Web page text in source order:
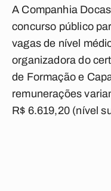
A Companhia
concurso público
vagas de nível
organizadora do
de Formação e
remunerações
R$ 6.619,20 (nível